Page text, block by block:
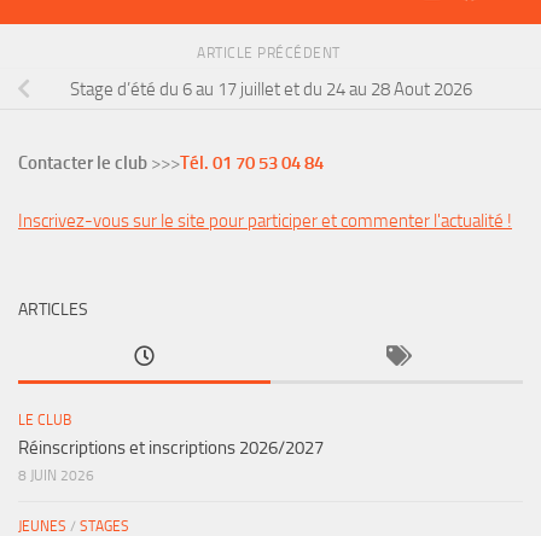
ARTICLE PRÉCÉDENT
Stage d’été du 6 au 17 juillet et du 24 au 28 Aout 2026
Contacter le club >>>Tél. 01 70 53 04 84
Inscrivez-vous sur le site pour participer et commenter l'actualité !
ARTICLES
LE CLUB
Réinscriptions et inscriptions 2026/2027
8 JUIN 2026
JEUNES / STAGES